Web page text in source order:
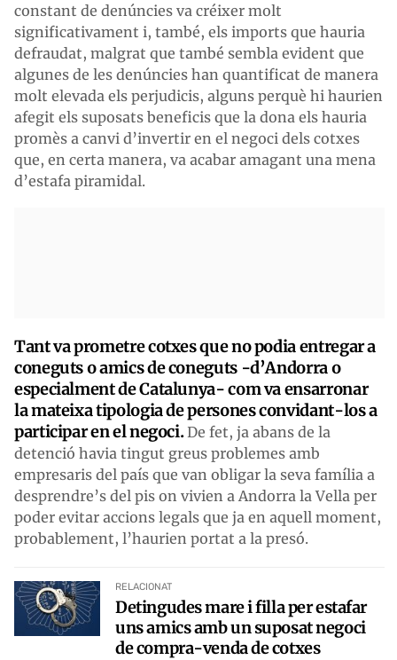
constant de denúncies va créixer molt
significativament i, també, els imports que hauria
defraudat, malgrat que també sembla evident que
algunes de les denúncies han quantificat de manera
molt elevada els perjudicis, alguns perquè hi haurien
afegit els suposats beneficis que la dona els hauria
promès a canvi d’invertir en el negoci dels cotxes
que, en certa manera, va acabar amagant una mena
d’estafa piramidal.
Tant va prometre cotxes que no podia entregar a
coneguts o amics de coneguts -d’Andorra o
especialment de Catalunya- com va ensarronar
la mateixa tipologia de persones convidant-los a
participar en el negoci.De fet, ja abans de la
detenció havia tingut greus problemes amb
empresaris del país que van obligar la seva família a
desprendre’s del pis on vivien a Andorra la Vella per
poder evitar accions legals que ja en aquell moment,
probablement, l’haurien portat a la presó.
RELACIONAT
Detingudes mare i filla per estafar
uns amics amb un suposat negoci
de compra-venda de cotxes